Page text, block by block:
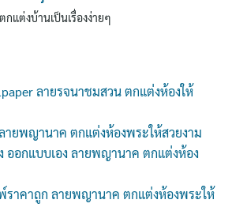
ตกแต่งบ้านเป็นเรื่องง่ายๆ
ลายรจนาชมสวน ตกแต่งห้องให้
ายพญานาค ตกแต่งห้องพระให้สวยงาม
ออกแบบเอง ลายพญานาค ตกแต่งห้อง
ราคาถูก ลายพญานาค ตกแต่งห้องพระให้